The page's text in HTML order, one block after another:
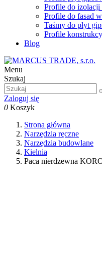
Profile do
Profile do fasad
Taśmy do płyt
Profile
Blog
Menu
Szukaj
Zaloguj się
0 Koszyk
Strona główna
Narzędzia ręczne
Narzędzia budowlane
Kielnia
Paca nierdzewna